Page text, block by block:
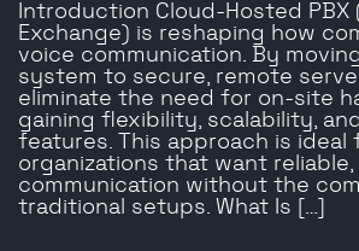
Introduction Cloud-Hosted PBX
Exchange) is reshaping how
voice communication. By
system to secure, remote
eliminate the need for on-site
gaining flexibility, scalability,
features. This approach is ideal
organizations that want reliable,
communication without the
traditional setups. What Is […]